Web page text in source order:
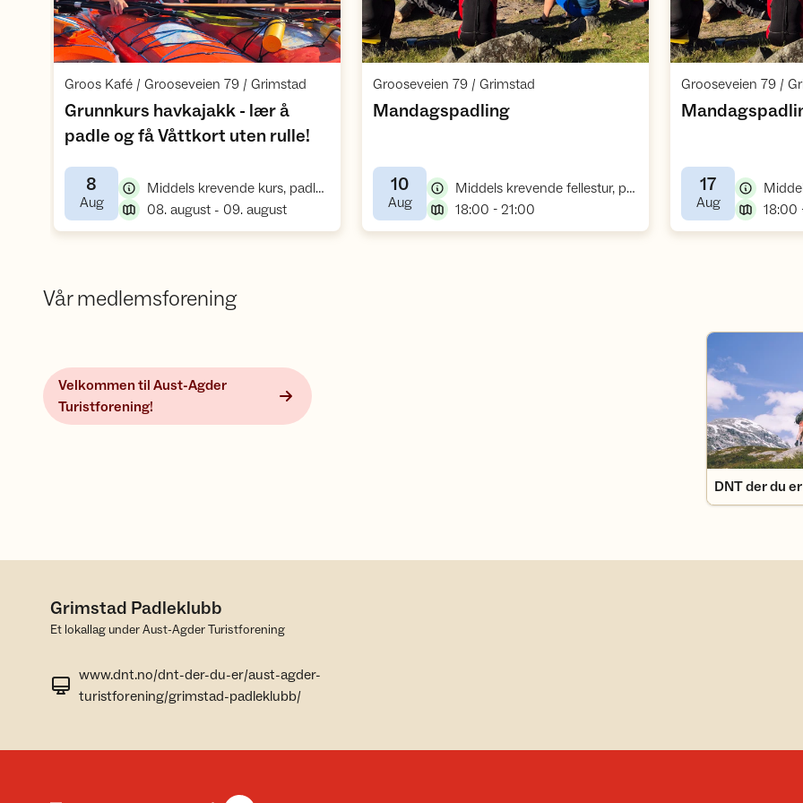
Åpne aktivitet
Groos Kafé / Grooseveien 79 / Grimstad
Grunnkurs havkajakk - lær å
padle og få Våttkort uten rulle!
8
Aug,
Middels krevende kurs, padlekurs
08. august - 09. august,
Åpne aktivitet
Grooseveien 79 / Grimstad
Mandagspadling,
10
Aug,
Middels krevende fellestur, padletur
18:00 - 21:00
Grooseveien 79 /
17
Aug,
18:00
Vår medlemsforening
Velkommen til Aust-Agder
Turistforening!
DNT der du er
DNT der du er
Grimstad Padleklubb
Et lokallag under Aust-Agder Turistforening
www.dnt.no/dnt-der-du-er/aust-agder-
turistforening/grimstad-padleklubb/